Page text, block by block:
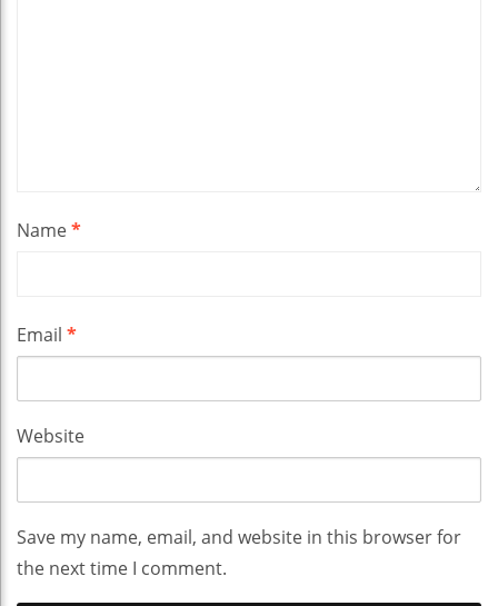
Name*
Email *
Website
Save my name, email, and website in this browser for
the next time I comment.